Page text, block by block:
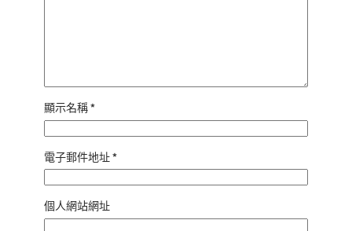
顯示名稱*
電子郵件地址*
個人網站網址